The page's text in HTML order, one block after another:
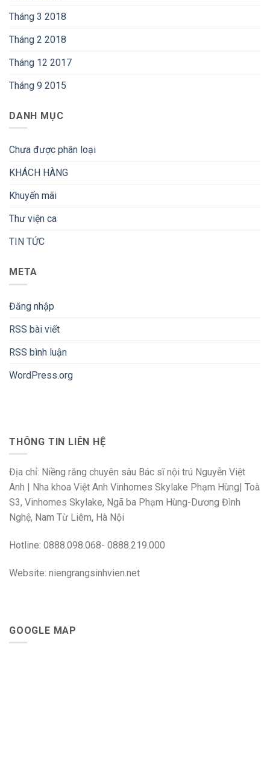
Tháng 3 2018
Tháng 2 2018
Tháng 12 2017
Tháng 9 2015
DANH MỤC
Chưa được phân loại
KHÁCH HÀNG
Khuyến mãi
Thư viện ca
TIN TỨC
META
Đăng nhập
RSS bài viết
RSS bình luận
WordPress.org
THÔNG TIN LIÊN HỆ
Địa chỉ: Niềng răng chuyên sâu Bác sĩ nội trú Nguyễn Việt
Anh | Nha khoa Việt Anh Vinhomes Skylake Phạm Hùng| Toà
S3, Vinhomes Skylake, Ngã ba Phạm Hùng-Dương Đình
Nghệ, Nam Từ Liêm, Hà Nội
Hotline: 0888.098.068- 0888.219.000
Website: niengrangsinhvien.net
GOOGLE MAP